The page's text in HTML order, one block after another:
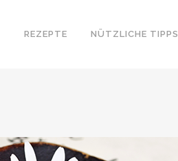
REZEPTE NÜTZLICHE TIPPS